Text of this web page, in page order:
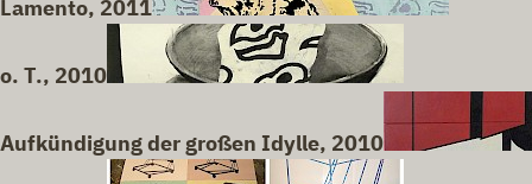
Lamento, 2011
o. T., 2010
Aufkündigung der großen Idylle, 2010